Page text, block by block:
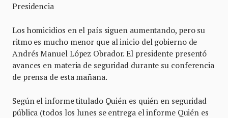
Presidencia
Los homicidios en el país siguen aumentando, pero su
ritmo es mucho menor que al inicio del gobierno de
Andrés Manuel López Obrador. El presidente presentó
avances en materia de seguridad durante su conferencia
de prensa de esta mañana.
Según el informe titulado Quién es quién en seguridad
pública (todos los lunes se entrega el informe Quién es